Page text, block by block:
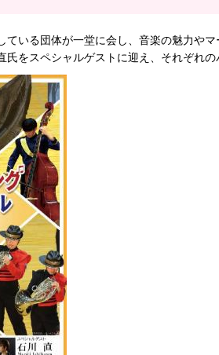
いる団体が一堂に会し、音楽の魅力や
をスペシャルゲストに迎え、それぞれ